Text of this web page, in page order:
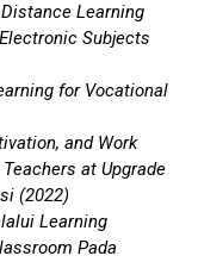
Learning
Subjects
for Vocational
and Work
at Upgrade
(2022)
Learning
Pada